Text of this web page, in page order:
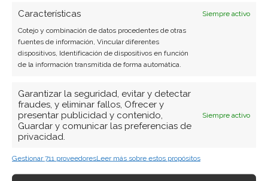
Características
Siempre activo
Cotejo y combinación de datos procedentes de otras
fuentes de información, Vincular diferentes
dispositivos, Identificación de dispositivos en función
de la información transmitida de forma automática.
Garantizar la seguridad, evitar y detectar
fraudes, y eliminar fallos, Ofrecer y
presentar publicidad y contenido,
Guardar y comunicar las preferencias de
privacidad.
Siempre activo
Gestionar 711 proveedoresLeer más sobre estos propósitos
BUSCAR
ARTÍCULOS RECIENTES
Nvidia: la fiebre por la IA se acelera mientras crecen